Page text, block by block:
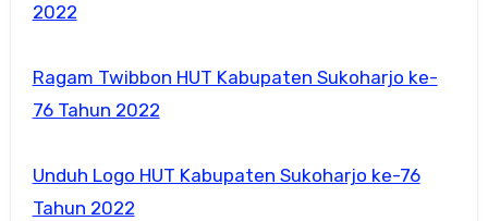
2022
Ragam Twibbon HUT Kabupaten Sukoharjo ke-
76 Tahun 2022
Unduh Logo HUT Kabupaten Sukoharjo ke-76
Tahun 2022